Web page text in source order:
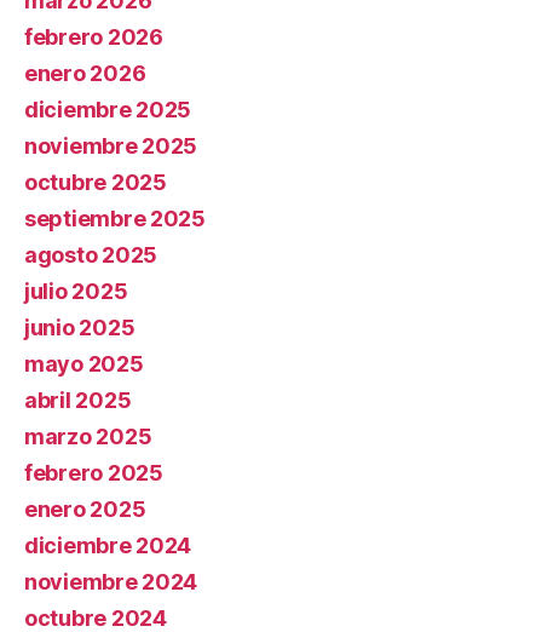
febrero 2026
enero 2026
diciembre 2025
noviembre 2025
octubre 2025
septiembre 2025
agosto 2025
julio 2025
junio 2025
mayo 2025
abril 2025
marzo 2025
febrero 2025
enero 2025
diciembre 2024
noviembre 2024
octubre 2024